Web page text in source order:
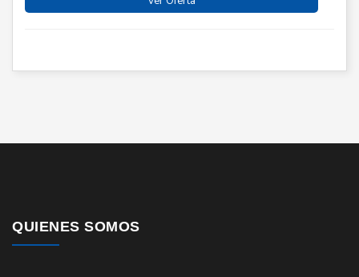
QUIENES SOMOS